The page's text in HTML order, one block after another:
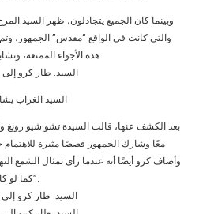
وبينما كان الجميع يتجادلون، ظهر السيد
والتي كانت في الواقع “مقدس” الجمهور،
هذه الأجواء الممتعة، وتشابك المشهد فجأة مع الضحك والتصفيق.
▲السيد الغراب
بعد الكشف عنها، قالت السيدة تشو شيو رونغ
معًا وشارك الجمهور قصصًا مثيرة للاهتمام
وأضاف كرو أيضًا أنه عندما رأى تمثال الشمع
كما لو كان قد رأى “نفسه في وقت ومكان آخر”.